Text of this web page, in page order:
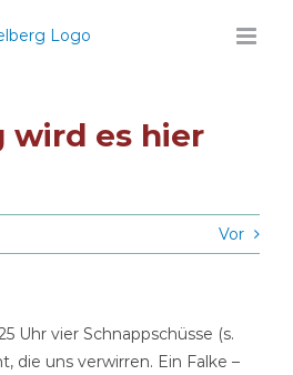
wird es hier
Vor
Uhr vier Schnappschüsse (s.
die uns verwirren. Ein Falke –